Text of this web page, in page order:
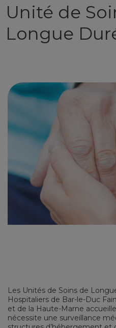
Unité de
Longue
Les Unités de Soins de
Hospitaliers de Bar-le-Duc
et de la Haute-Marne
nécessite une surveillance